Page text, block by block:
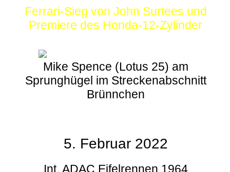
Ferrari-Sieg von John Surtees und
Premiere des Honda-12-Zylinder
Mike Spence (Lotus 25) am
Sprunghügel im Streckenabschnitt
Brünnchen
5. Februar 2022
Int. ADAC Eifelrennen 1964